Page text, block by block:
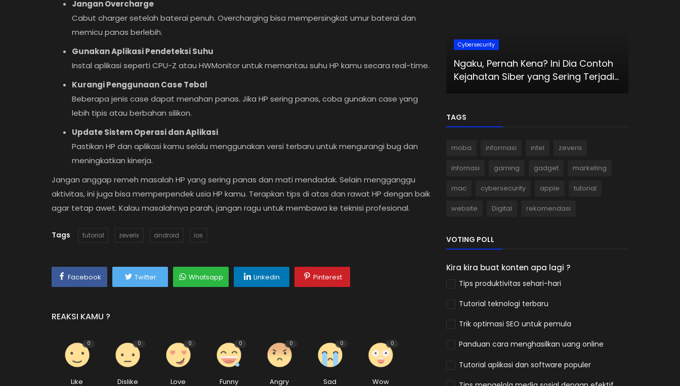
Jangan Overcharge
Cabut charger setelah baterai penuh. Overcharging bisa mempersingkat umur baterai dan
memicu panas berlebih.
Gunakan Aplikasi Pendeteksi Suhu
Instal aplikasi seperti CPU-Z atau HWMonitor untuk memantau suhu HP kamu secara real-time.
Kurangi Penggunaan Case Tebal
Beberapa jenis case dapat menahan panas. Jika HP sering panas, coba gunakan case yang
lebih tipis atau berbahan silikon.
Update Sistem Operasi dan Aplikasi
Pastikan HP dan aplikasi kamu selalu menggunakan versi terbaru untuk mengurangi bug dan
meningkatkan kinerja.
Jangan anggap remeh masalah HP yang sering panas dan mati mendadak. Selain mengganggu
aktivitas, ini juga bisa memperpendek usia HP kamu. Terapkan tips di atas dan rawat HP dengan baik
agar tetap awet. Kalau masalahnya parah, jangan ragu untuk membawa ke teknisi profesional.
Tags tutorial zeverix android ios
Facebook Twitter Whatsapp Linkedin Pinterest
REAKSI KAMU ?
0
Like
0
Dislike
0
Love
0
Funny
0
Angry
0
Sad
0
Wow
10 Aplikasi yang Lagi Booming dan
7 Game Offline Android yang Wajib
Cybersecurity
Ngaku, Pernah Kena? Ini Dia Contoh
Kejahatan Siber yang Sering Terjadi...
TAGS
moba informasi intel zeverix
infomasi gaming gadget marketing
mac cybersecurity apple tutorial
website Digital rekomendasi
VOTING POLL
Kira kira buat konten apa lagi ?
Tips produktivitas sehari-hari
Tutorial teknologi terbaru
Trik optimasi SEO untuk pemula
Panduan cara menghasilkan uang online
Tutorial aplikasi dan software populer